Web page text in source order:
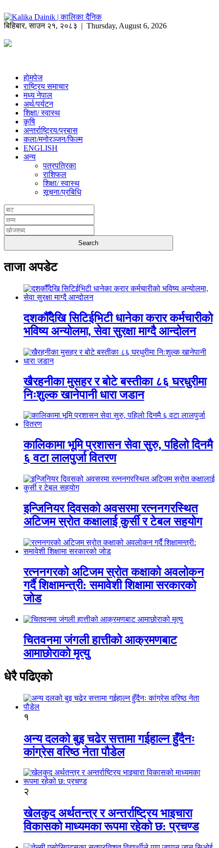
बिहिबार,साउन २१, २०८३ | Thursday, August 6, 2026
होमपेज
राष्ट्रिय समाचार
मध्य नेपाल
अर्थ/पर्यटन
शिक्षा/ स्वास्थ
कृषि
अन्तर्राष्ट्रिय/प्रबास
कला/मनोरञ्जन/फिल्म
ENGLISH
अन्य
पत्रपत्रिका
राशिफल
शिक्षा/ स्वास्थ
सूचना/प्रबिधि
ताजा अपडेट
दशकौँदेखि सिटिईभिटी धानेका करार कर्मचारीको
भविष्य अन्योलमा, सेवा सुरक्षा माग्दै आन्दोलन
खैरहनीका मुसहर र बोटे बस्तीका ८६ घरधुरीमा
निःशुल्क खानेपानी धारा जडान
कालिकामा भूमि प्रशासन सेवा सुरु, पहिलो दिनमै
६ वटा लालपुर्जा वितरण
इन्जिनियर दिवसको अवसरमा रत्ननगरस्थित
अटिजम स्रोत कक्षालाई कुर्सी र टेबल सहयोग
रत्ननगरको अटिजम स्रोत कक्षाको अवलोकन
गर्दै शिक्षामन्त्री: समावेशी शिक्षामा सरकारको
जोड
चितवनमा जंगली हात्तीको आक्रमणबाट
आमाछोराको मृत्यु
धेरै पढिएको
१
अन्य दलको बुइ चढेर सत्तामा गईहाल्न हुँदैनः
कांग्रेस वरिष्ठ नेता पौडेल
२
खेलकुद अर्थतन्त्र र अन्तर्राष्ट्रिय भाइचारा
विकासको माध्यमका रूपमा रहेको छ: प्रचण्ड